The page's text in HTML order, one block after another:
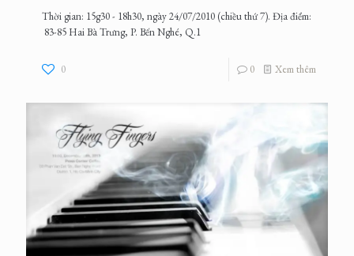
Thời gian: 15g30 - 18h30, ngày 24/07/2010 (chiều thứ 7). Địa điểm:
83-85 Hai Bà Trưng, P. Bến Nghé, Q.1
0 0 Xem thêm